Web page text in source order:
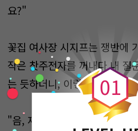
요?"
꽃집 여사장 시지프는 쟁반에
작은 찻주전자를 꺼내다 내 질
는 듯하더니, 이렇게 대답했다.
"음, 제가 여기 처음 왔을 때가
0
0
1